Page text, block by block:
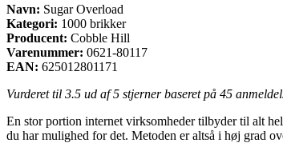
Navn: Sugar Overload
Kategori: 1000 brikker
Producent: Cobble Hill
Varenummer: 0621-80117
EAN: 625012801171
Vurderet til 3.5 ud af 5 stjerner baseret på 45
En stor portion internet virksomheder tilbyder til alt
du har mulighed for det. Metoden er altså i høj grad